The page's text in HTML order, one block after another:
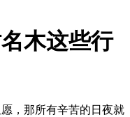
木这些行
，那所有辛苦的日夜就